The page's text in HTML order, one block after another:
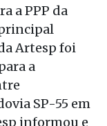
a PPP da
principal
Artesp foi
a
SP-55 em
informou e